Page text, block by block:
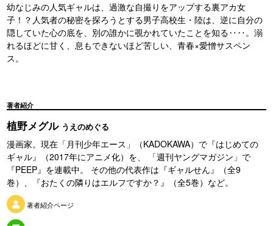
幼なじみの人気ギャルは、過激な自撮りをアップする裏アカ女
子！？人気者の秘密を探ろうとする男子高校生・陸は、逆に自分の
隠していた心の底を、別の誰かに覗かれていたことを知る‥‥。溺
れるほどに甘く、息もできないほど苦しい、青春×愛憎サスペン
ス。
著者紹介
植野メグル うえのめぐる
漫画家。現在「月刊少年エース」（KADOKAWA）で『はじめての
ギャル』（2017年にアニメ化）を、 「週刊ヤングマガジン」で
『PEEP』を連載中。 その他の代表作は『ギャルせん』（全9
巻）、『おたくの隣りはエルフですか？』（全5巻）など。
著者紹介ページ